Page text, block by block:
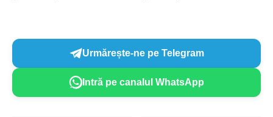
Urmărește-ne pe Telegram
Intră pe canalul WhatsApp